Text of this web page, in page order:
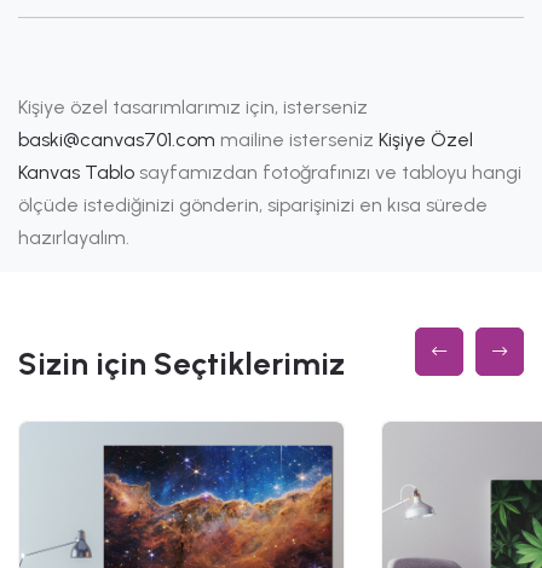
Kişiye özel tasarımlarımız için, isterseniz
baski@canvas701.com mailine isterseniz Kişiye Özel
Kanvas Tablo sayfamızdan fotoğrafınızı ve tabloyu hangi
ölçüde istediğinizi gönderin, siparişinizi en kısa sürede
hazırlayalım.
Sizin için Seçtiklerimiz